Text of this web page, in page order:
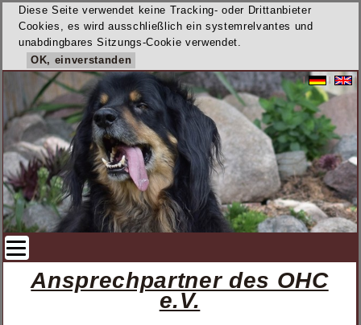
Diese Seite verwendet keine Tracking- oder Drittanbieter
Cookies, es wird ausschließlich ein systemrelvantes und
unabdingbares Sitzungs-Cookie verwendet.
OK, einverstanden
| |
Ansprechpartner des OHC
e.V.